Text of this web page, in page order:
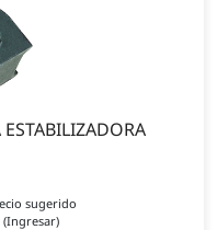
sugerido
(Ingresar)